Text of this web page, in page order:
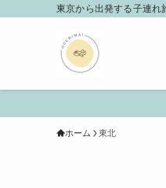
東京から出発する子連れ
ホーム 東北